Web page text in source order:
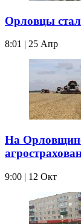
Орловцы
8:01 | 25 Апр
На
9:00 | 12 Окт